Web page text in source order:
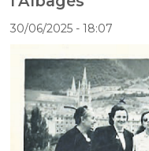
30/06/2025- 18:07